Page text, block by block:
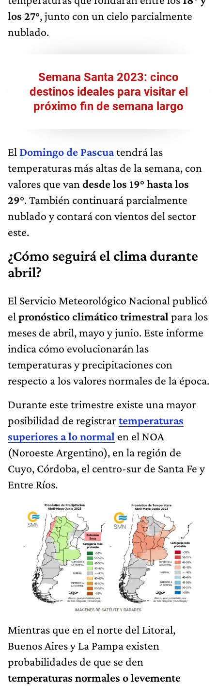
los 27°, junto con un cielo parcialmente
nublado.
Semana Santa 2023: cinco
destinos ideales para visitar el
próximo fin de semana largo
El Domingo de Pascuatendrá las
temperaturas más altas de la semana, con
valores que van desde los 19° hasta los
29°. También continuará parcialmente
nublado y contará con vientos del sector
este.
¿Cómo seguirá el clima durante
abril?
El Servicio Meteorológico Nacional publicó
el pronóstico climático trimestral para los
meses de abril, mayo y junio. Este informe
indica cómo evolucionarán las
temperaturas y precipitaciones con
respecto a los valores normales de la época.
Durante este trimestre existe una mayor
posibilidad de registrar temperaturas
superiores a lo normal en el NOA
(Noroeste Argentino), en la región de
Cuyo, Córdoba, el centro-sur de Santa Fe y
Entre Ríos.
Mientras que en el norte del Litoral,
Buenos Aires y La Pampa existen
probabilidades de que se den
temperaturas normales o levemente